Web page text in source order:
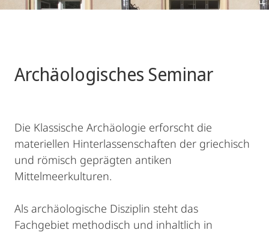
Archäologisches Seminar
Die Klassische Archäologie erforscht die
materiellen Hinterlassenschaften der griechisch
und römisch geprägten antiken
Mittelmeerkulturen.
Als archäologische Disziplin steht das
Fachgebiet methodisch und inhaltlich in